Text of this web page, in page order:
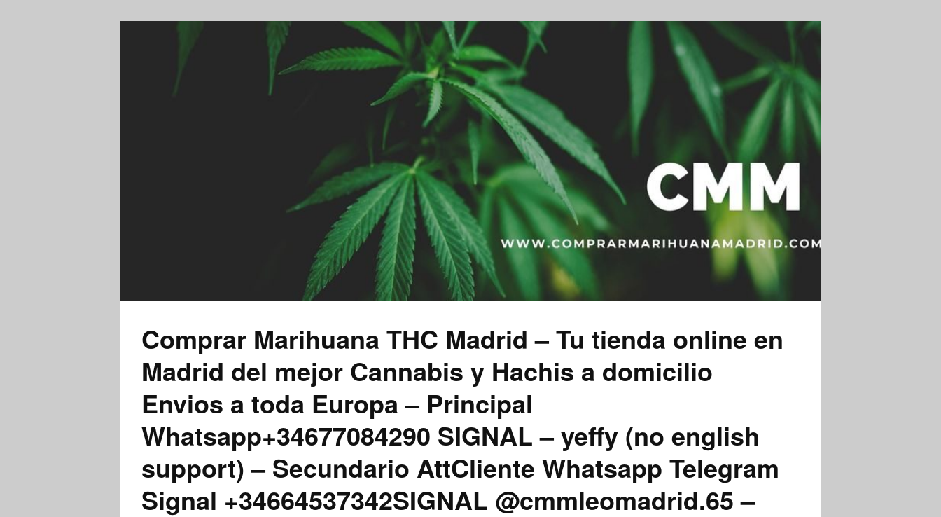
Comprar Marihuana THC Madrid – Tu tienda online en
Madrid del mejor Cannabis y Hachis a domicilio
Envios a toda Europa – Principal
Whatsapp+34677084290 SIGNAL – yeffy (no english
support) – Secundario AttCliente Whatsapp Telegram
Signal +34664537342SIGNAL @cmmleomadrid.65 –